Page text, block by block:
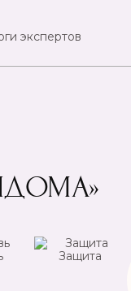
экспертов
Защита